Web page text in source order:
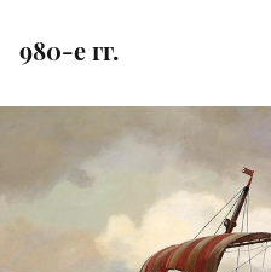
980-е гг.